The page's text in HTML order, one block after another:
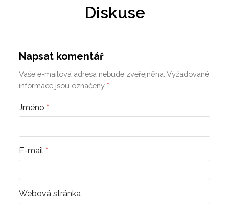
Diskuse
Napsat komentář
Vaše e-mailová adresa nebude zveřejněna. Vyžadované
informace jsou označeny *
Jméno*
E-mail*
Webová stránka